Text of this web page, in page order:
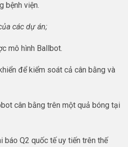
bệnh viện.
các dự án;
mô hình Ballbot.
để kiểm soát cả cân bằng và
cân bằng trên một quả bóng tại
báo Q2 quốc tế uy tiến trên thế